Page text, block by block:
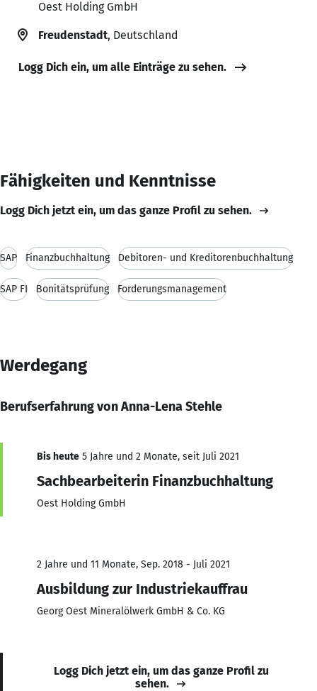
Oest Holding GmbH
Freudenstadt, Deutschland
Logg Dich ein, um alle Einträge zu sehen.
Fähigkeiten und Kenntnisse
Logg Dich jetzt ein, um das ganze Profil zu sehen.
SAP Finanzbuchhaltung Debitoren- und Kreditorenbuchhaltung
SAP FI Bonitätsprüfung Forderungsmanagement
Werdegang
Berufserfahrung von Anna-Lena Stehle
Bis heute 5 Jahre und 2 Monate, seit Juli 2021
Sachbearbeiterin Finanzbuchhaltung
Oest Holding GmbH
2 Jahre und 11 Monate, Sep. 2018 - Juli 2021
Ausbildung zur Industriekauffrau
Georg Oest Mineralölwerk GmbH & Co. KG
Logg Dich jetzt ein, um das ganze Profil zu
sehen.